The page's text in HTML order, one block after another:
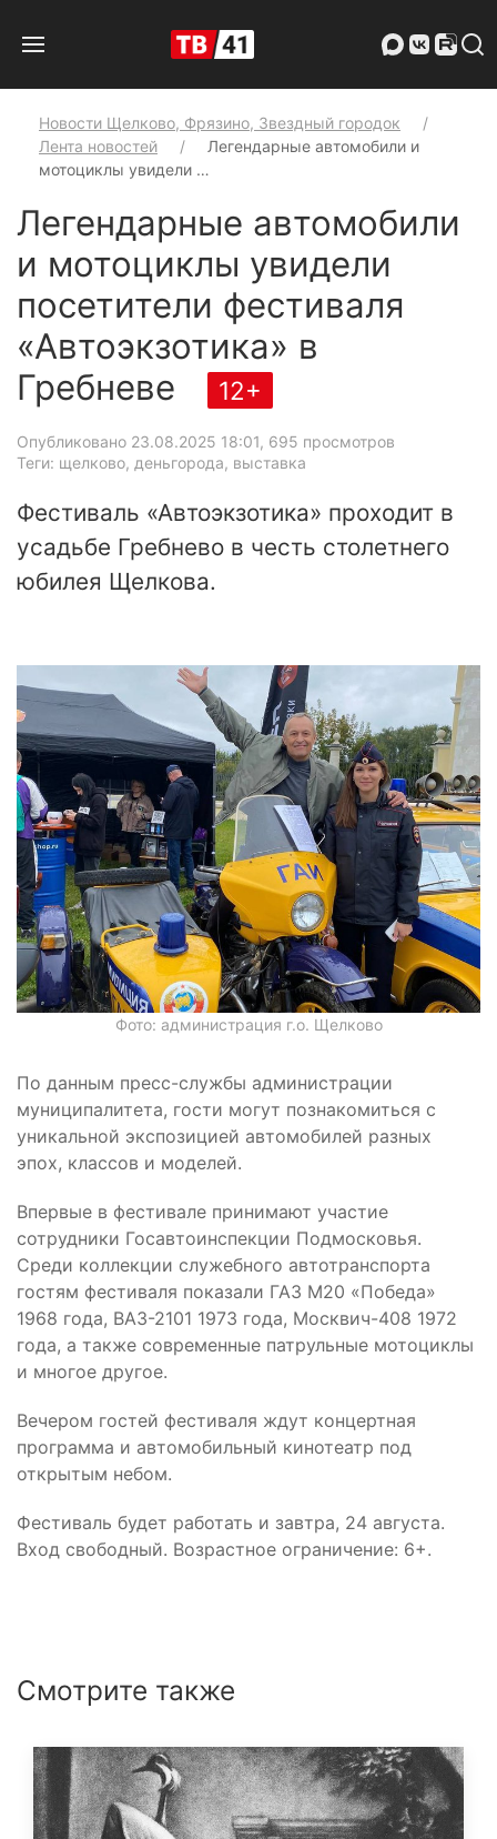
Новости Щелково, Фрязино, Звездный городок
Лента новостей
Легендарные автомобили и
мотоциклы увидели …
Легендарные автомобили
и мотоциклы увидели
посетители фестиваля
«Автоэкзотика» в
Гребневе
12+
Опубликовано 23.08.2025 18:01, 695 просмотров
Теги: щелково, деньгорода, выставка
Фестиваль «Автоэкзотика» проходит в
усадьбе Гребнево в честь столетнего
юбилея Щелкова.
Фото: администрация г.о. Щелково
По данным пресс-службы администрации
муниципалитета, гости могут познакомиться с
уникальной экспозицией автомобилей разных
эпох, классов и моделей.
Впервые в фестивале принимают участие
сотрудники Госавтоинспекции Подмосковья.
Среди коллекции служебного автотранспорта
гостям фестиваля показали ГАЗ М20 «Победа»
1968 года, ВАЗ-2101 1973 года, Москвич-408 1972
года, а также современные патрульные мотоциклы
и многое другое.
Вечером гостей фестиваля ждут концертная
программа и автомобильный кинотеатр под
открытым небом.
Фестиваль будет работать и завтра, 24 августа.
Вход свободный. Возрастное ограничение: 6+.
Смотрите также